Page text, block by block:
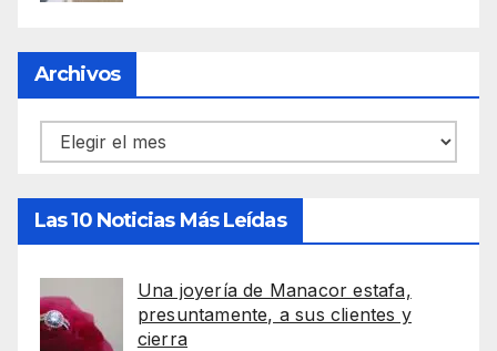
Archivos
Archivos
Las 10 Noticias Más Leídas
Una joyería de Manacor estafa,
presuntamente, a sus clientes y
cierra